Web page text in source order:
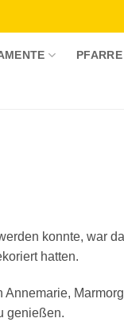
konnte, war
hatten.
genießen.